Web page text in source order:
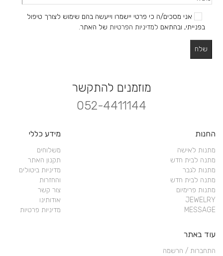
אני מסכים/ה כי פרטי יישמרו וייעשה בהם שימוש לצורך טיפול
בפנייתי, ובהתאם למדיניות הפרטיות של האתר.
מוזמנים להתקשר
052-4411144
החנות
מתנות לאישה
מתנה לבית חדש
מתנות לגבר
מתנה לבית חדש
מתנות פרימיום
JEWELRY
MESSAGE
מידע כללי
משלוחים
תקנון האתר
מדיניות ביטולים
והחזרות
צור קשר
אודותינו
מדיניות פרטיות
עוד באתר
התחברות / הרשמה